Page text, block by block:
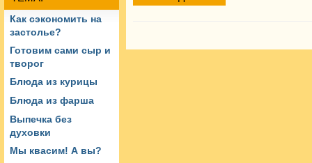
Как сэкономить на
застолье?
Готовим сами сыр и
творог
Блюда из курицы
Блюда из фарша
Выпечка без
духовки
Мы квасим! А вы?